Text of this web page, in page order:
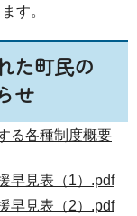
す。
た町民の
せ
る各種制度概要
早見表（1）.pdf
早見表（2）.pdf